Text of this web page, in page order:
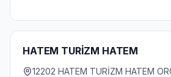
HATEM TURİZM HATEM
12202 HATEM TURİZM HATEM